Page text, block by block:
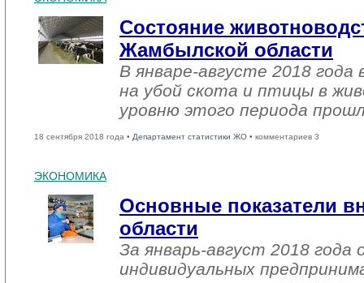
Состояние
Жамбылской области
В январе-августе 2018 года
на убой скота и птицы в
уровню этого периода
18 сентября 2018 года • Департамент статистики ЖО • комментариев 3
ЭКОНОМИКА
Основные показатели
области
За январь-август 2018
индивидуальных